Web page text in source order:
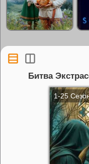
Битва
1-25